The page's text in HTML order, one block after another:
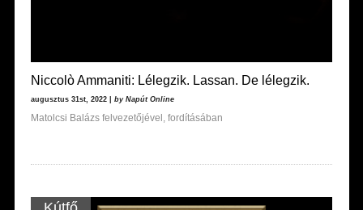
Niccolò Ammaniti: Lélegzik. Lassan. De lélegzik.
augusztus 31st, 2022 | by Napút Online
Matolcsi Balázs felvezetőjével, fordításában